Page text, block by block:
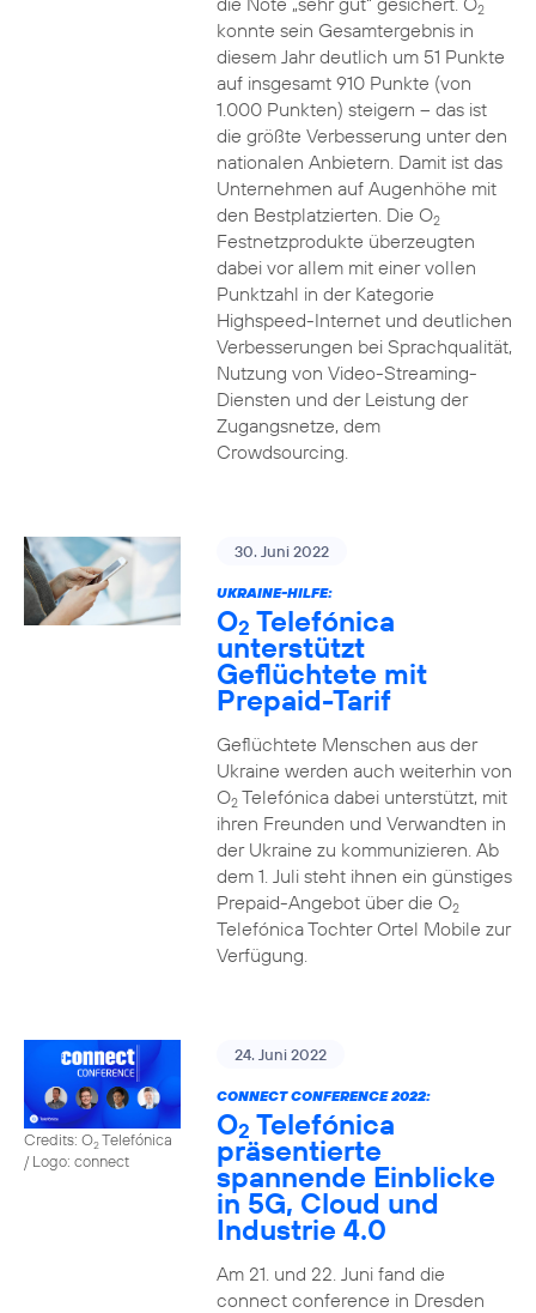
2
konnte sein Gesamtergebnis in
diesem Jahr deutlich um 51 Punkte
auf insgesamt 910 Punkte (von
1.000 Punkten) steigern – das ist
die größte Verbesserung unter den
nationalen Anbietern. Damit ist das
Unternehmen auf Augenhöhe mit
den Bestplatzierten. Die O2
Festnetzprodukte überzeugten
dabei vor allem mit einer vollen
Punktzahl in der Kategorie
Highspeed-Internet und deutlichen
Verbesserungen bei Sprachqualität,
Nutzung von Video-Streaming-
Diensten und der Leistung der
Zugangsnetze, dem
Crowdsourcing.
30. Juni 2022
UKRAINE-HILFE:
O2 Telefónica
unterstützt
Geflüchtete mit
Prepaid-Tarif
Geflüchtete Menschen aus der
Ukraine werden auch weiterhin von
O2Telefónica dabei unterstützt, mit
ihren Freunden und Verwandten in
der Ukraine zu kommunizieren. Ab
dem 1. Juli steht ihnen ein günstiges
Prepaid-Angebot über die O2
Telefónica Tochter Ortel Mobile zur
Verfügung.
Credits: O2Telefónica
/ Logo: connect
24. Juni 2022
CONNECT CONFERENCE 2022:
O2 Telefónica
präsentierte
spannende Einblicke
in 5G, Cloud und
Industrie 4.0
Am 21. und 22. Juni fand die
connect conference in Dresden